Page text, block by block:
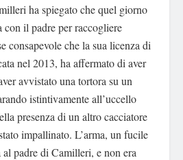
ha spiegato che quel giorno
con il padre per raccogliere
consapevole che la sua licenza di
nel 2013, ha affermato di aver
avvistato una tortora su un
istintivamente all’uccello
presenza di un altro cacciatore
impallinato. L’arma, un fucile
al padre di Camilleri, e non era